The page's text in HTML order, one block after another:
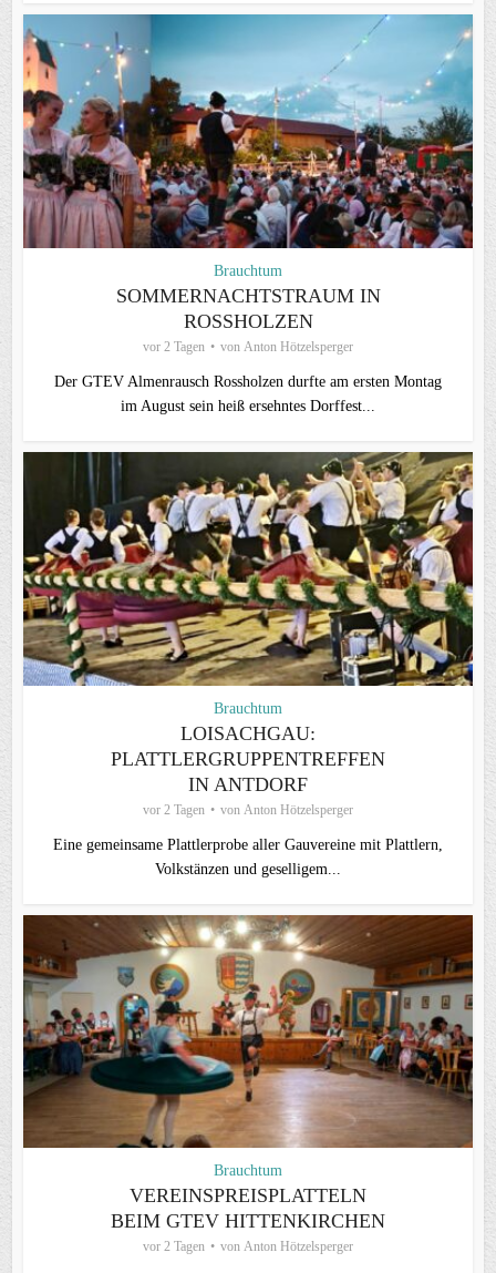
Brauchtum
SOMMERNACHTSTRAUM IN
ROSSHOLZEN
vor 2 Tagen von Anton Hötzelsperger
Der GTEV Almenrausch Rossholzen durfte am ersten Montag
im August sein heiß ersehntes Dorffest...
Brauchtum
LOISACHGAU:
PLATTLERGRUPPENTREFFEN
IN ANTDORF
vor 2 Tagen von Anton Hötzelsperger
Eine gemeinsame Plattlerprobe aller Gauvereine mit Plattlern,
Volkstänzen und geselligem...
Brauchtum
VEREINSPREISPLATTELN
BEIM GTEV HITTENKIRCHEN
vor 2 Tagen von Anton Hötzelsperger